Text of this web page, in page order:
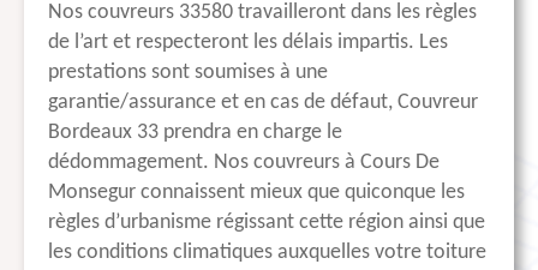
Nos couvreurs 33580 travailleront dans les règles
de l’art et respecteront les délais impartis. Les
prestations sont soumises à une
garantie/assurance et en cas de défaut, Couvreur
Bordeaux 33 prendra en charge le
dédommagement. Nos couvreurs à Cours De
Monsegur connaissent mieux que quiconque les
règles d’urbanisme régissant cette région ainsi que
les conditions climatiques auxquelles votre toiture